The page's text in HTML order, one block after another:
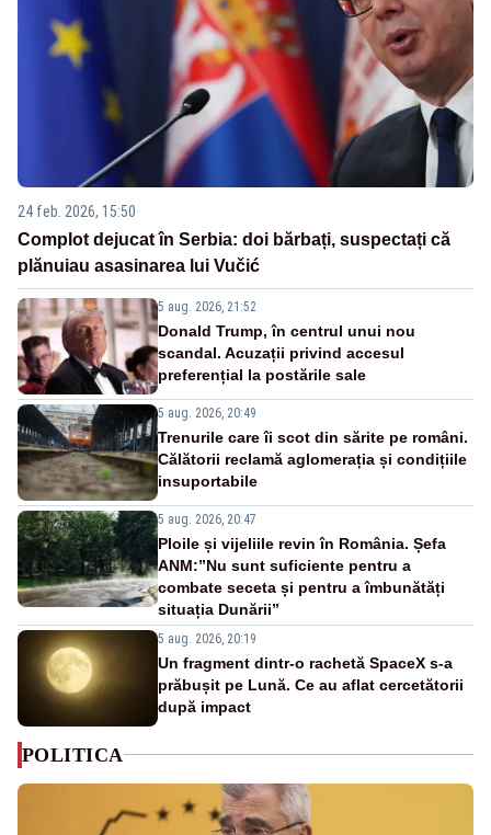
24 feb. 2026, 15:50
Complot dejucat în Serbia: doi bărbați, suspectați că
plănuiau asasinarea lui Vučić
5 aug. 2026, 21:52
Donald Trump, în centrul unui nou
scandal. Acuzații privind accesul
preferențial la postările sale
5 aug. 2026, 20:49
Trenurile care îi scot din sărite pe români.
Călătorii reclamă aglomerația și condițiile
insuportabile
5 aug. 2026, 20:47
Ploile și vijeliile revin în România. Șefa
ANM:”Nu sunt suficiente pentru a
combate seceta și pentru a îmbunătăți
situația Dunării”
5 aug. 2026, 20:19
Un fragment dintr-o rachetă SpaceX s-a
prăbușit pe Lună. Ce au aflat cercetătorii
după impact
POLITICA